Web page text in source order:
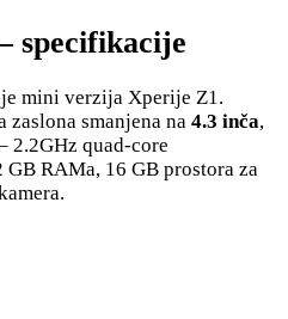
specifikacije
mini verzija Xperije Z1.
zaslona smanjena na 4.3 inča,
2.2GHz quad-core
GB RAMa, 16 GB prostora za